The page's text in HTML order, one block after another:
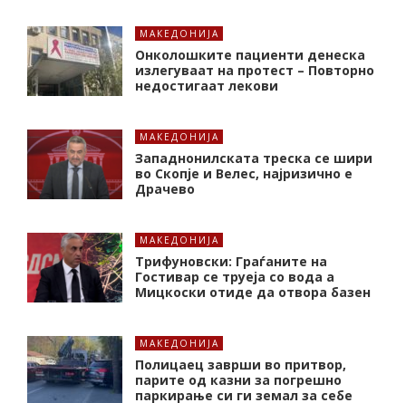
МАКЕДОНИЈА
Онколошките пациенти денеска
излегуваат на протест – Повторно
недостигаат лекови
МАКЕДОНИЈА
Западнонилската треска се шири
во Скопје и Велес, најризично е
Драчево
МАКЕДОНИЈА
Трифуновски: Граѓаните на
Гостивар се труеја со вода а
Мицкоски отиде да отвора базен
МАКЕДОНИЈА
Полицаец заврши во притвор,
парите од казни за погрешно
паркирање си ги земал за себе